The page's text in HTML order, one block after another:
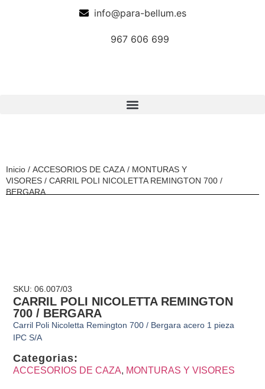
info@para-bellum.es
967 606 699
Inicio / ACCESORIOS DE CAZA / MONTURAS Y
VISORES / CARRIL POLI NICOLETTA REMINGTON 700 /
BERGARA
SKU: 06.007/03
CARRIL POLI NICOLETTA REMINGTON
700 / BERGARA
Carril Poli Nicoletta Remington 700 / Bergara acero 1 pieza
IPC S/A
Categorias:
ACCESORIOS DE CAZA, MONTURAS Y VISORES